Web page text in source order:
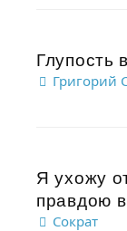
Глупость
Григорий
Я ухожу
правдою
Сократ